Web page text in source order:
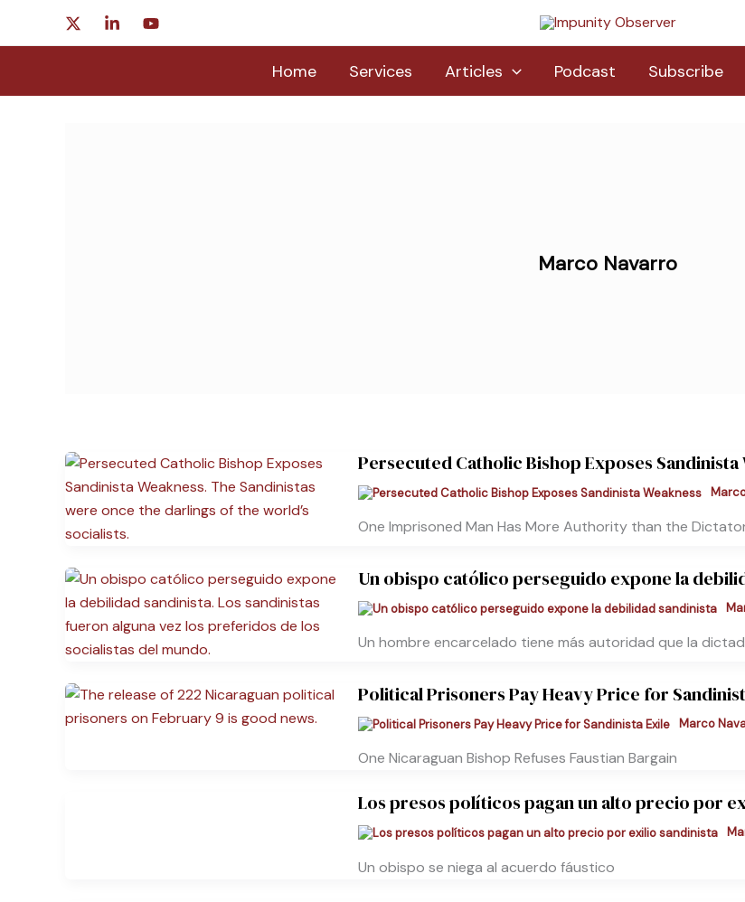
Home Services Articles Podcast Subscribe
Marco Navarro
Persecuted Catholic Bishop Exposes Sandinista
One Imprisoned Man Has More Authority than the
Un obispo católico perseguido expone la
Un hombre encarcelado tiene más autoridad que la
Political Prisoners Pay Heavy Price for
Marco
One Nicaraguan Bishop Refuses Faustian Bargain
Los presos políticos pagan un alto precio por
Un obispo se niega al acuerdo fáustico